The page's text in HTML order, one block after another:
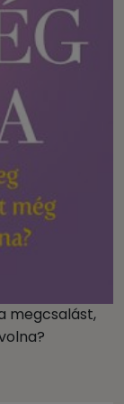
megcsalást,